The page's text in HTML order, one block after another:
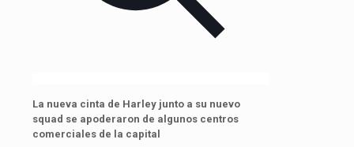
La nueva cinta de Harley junto a su nuevo
squad se apoderaron de algunos centros
comerciales de la capital